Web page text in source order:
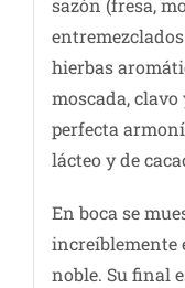
sazón (fresa,
hierbas
moscada,
perfecta
lácteo y de
En boca se
increíblemente
noble. Su final